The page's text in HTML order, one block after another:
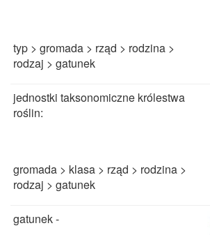
typ > gromada > rząd > rodzina >
rodzaj > gatunek
jednostki taksonomiczne królestwa
roślin:
gromada > klasa > rząd > rodzina >
rodzaj > gatunek
gatunek -